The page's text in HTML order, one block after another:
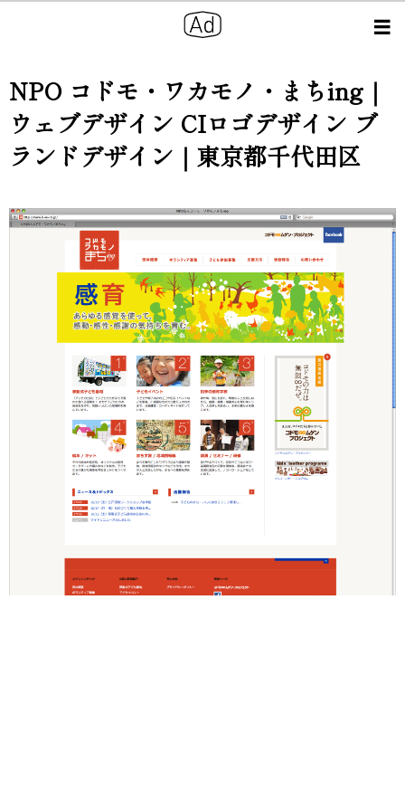
NPO コドモ・ワカモノ・まちing｜
ウェブデザイン CIロゴデザイン ブ
ランドデザイン｜東京都千代田区